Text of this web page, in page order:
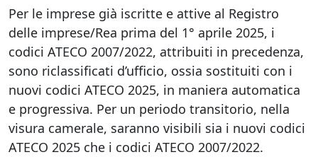
Per le imprese già iscritte e attive al Registro
delle imprese/Rea prima del 1° aprile 2025, i
codici ATECO 2007/2022, attribuiti in precedenza,
sono riclassificati d’ufficio, ossia sostituiti con i
nuovi codici ATECO 2025, in maniera automatica
e progressiva. Per un periodo transitorio, nella
visura camerale, saranno visibili sia i nuovi codici
ATECO 2025 che i codici ATECO 2007/2022.